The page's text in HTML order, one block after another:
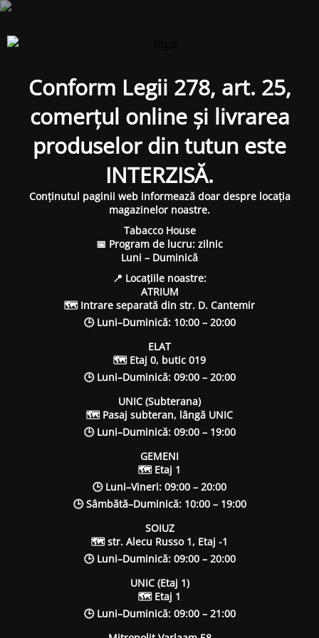
Conform Legii 278, art. 25,
comerțul online și livrarea
produselor din tutun este
INTERZISĂ.
Conținutul paginii web informează doar despre locația
magazinelor noastre.
Tabacco House
📅 Program de lucru: zilnic
Luni – Duminică
📍 Locațiile noastre:
ATRIUM
🗺 Intrare separată din str. D. Cantemir
🕒 Luni–Duminică: 10:00 – 20:00
ELAT
🗺 Etaj 0, butic 019
🕒 Luni–Duminică: 09:00 – 20:00
UNIC (Subterana)
🗺 Pasaj subteran, lângă UNIC
🕒 Luni–Duminică: 09:00 – 19:00
GEMENI
🗺 Etaj 1
🕒 Luni–Vineri: 09:00 – 20:00
🕒 Sâmbătă–Duminică: 10:00 – 19:00
SOIUZ
🗺 str. Alecu Russo 1, Etaj -1
🕒 Luni–Duminică: 09:00 – 20:00
UNIC (Etaj 1)
🗺 Etaj 1
🕒 Luni–Duminică: 09:00 – 21:00